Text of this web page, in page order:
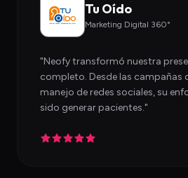
Tu Oído
Marketing Digital 360°
"Neofy transformó nuestra
completo. Desde las campañas
manejo de redes sociales, su
sido generar pacientes."